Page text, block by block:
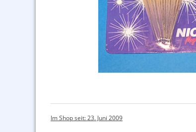
Im Shop seit: 23. Juni 2009